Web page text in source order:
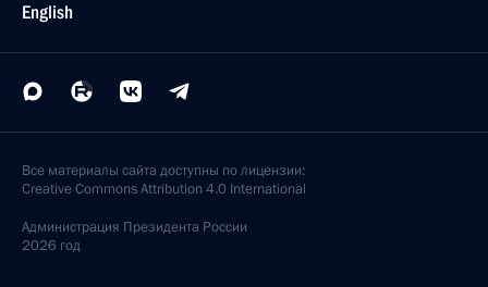
English
Все материалы сайта доступны по лицензии:
Creative Commons Attribution 4.0 International
Администрация Президента России
2026 год